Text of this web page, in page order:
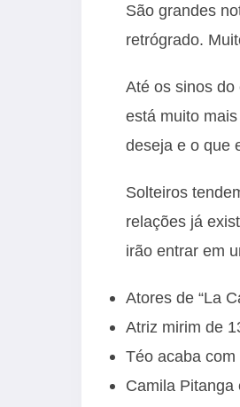
São grandes
retrógrado.
Até os sinos
está muito
deseja e o que
Solteiros
relações já
irão entrar em
Atores de “La
Atriz mirim de
Téo acaba com
Camila Pitanga